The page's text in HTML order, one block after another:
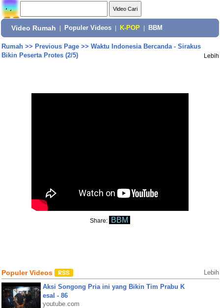
Video Rumah Populer Videos K-POP BBM
Rumah>> Previous Page>> Waktu Indonesia Bercanda - Sirakus
Bikin Peserta Protes (2/5)
Lebih
Share: BBM
Populer Videos Lebih
Aksi Songong Pria ini yang Bikin Tim Prabu K
esal - 86
youtube.com